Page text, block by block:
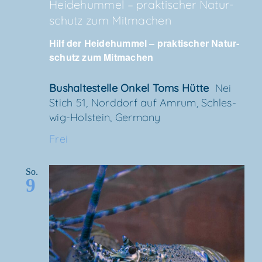
Hilf der Hei­de­hum­mel – prak­ti­scher Natur­
schutz zum Mitmachen
Hei­de­hum­mel – prak­ti­scher Natur­
schutz zum Mitmachen
Bus­hal­te­stel­le Onkel Toms Hütte Nei
Stich 51, Nord­dorf auf Amrum, Schles­
wig-Hol­stein, Germany
Frei
So.
9